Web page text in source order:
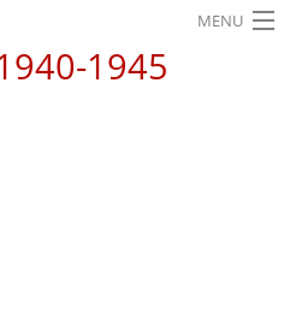
MENU
1945